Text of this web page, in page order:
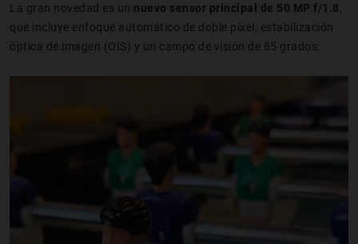
La gran novedad es un nuevo sensor principal de 50 MP f/1.8
que incluye enfoque automático de doble píxel, estabilización
óptica de imagen (OIS) y un campo de visión de 85 grados.